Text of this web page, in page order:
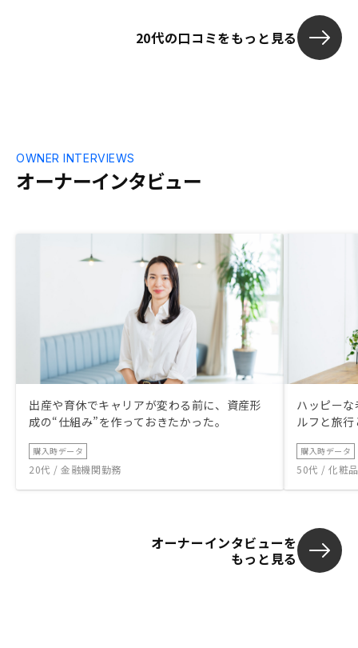
20代の口コミをもっと見る
オーナーインタビュー
OWNER INTERVIEWS
出産や育休でキャリアが変わる前に、資産形
成の“仕組み”を作っておきたかった。
購入時データ
20代 / 金融機関勤務
ハッピー
ルフと旅
購入時データ
50代 / 化粧
オーナーインタビューを
もっと見る